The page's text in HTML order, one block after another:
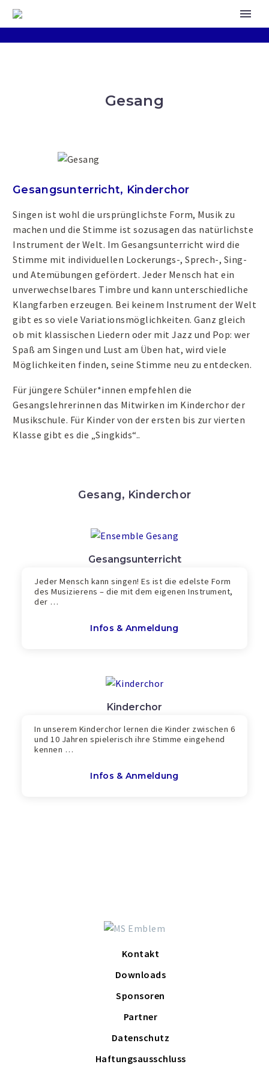
Gesang
Gesangsunterricht, Kinderchor
Singen ist wohl die ursprünglichste Form, Musik zu
machen und die Stimme ist sozusagen das natürlichste
Instrument der Welt. Im Gesangsunterricht wird die
Stimme mit individuellen Lockerungs-, Sprech-, Sing-
und Atemübungen gefördert. Jeder Mensch hat ein
unverwechselbares Timbre und kann unterschiedliche
Klangfarben erzeugen. Bei keinem Instrument der Welt
gibt es so viele Variationsmöglichkeiten. Ganz gleich
ob mit klassischen Liedern oder mit Jazz und Pop: wer
Spaß am Singen und Lust am Üben hat, wird viele
Möglichkeiten finden, seine Stimme neu zu entdecken.
Für jüngere Schüler*innen empfehlen die
Gesangslehrerinnen das Mitwirken im Kinderchor der
Musikschule. Für Kinder von der ersten bis zur vierten
Klasse gibt es die „Singkids“..
Gesang, Kinderchor
Gesangsunterricht
Jeder Mensch kann singen! Es ist die edelste Form
des Musizierens – die mit dem eigenen Instrument,
der …
Infos & Anmeldung
Kinderchor
In unserem Kinderchor lernen die Kinder zwischen 6
und 10 Jahren spielerisch ihre Stimme eingehend
kennen …
Infos & Anmeldung
Kontakt
Downloads
Sponsoren
Partner
Datenschutz
Haftungsausschluss